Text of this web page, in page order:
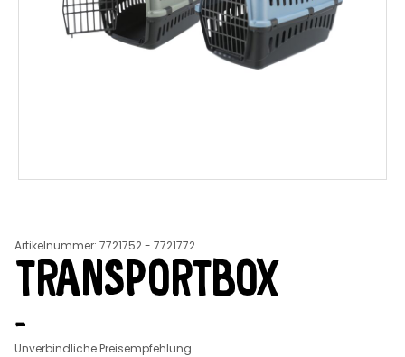
Artikelnummer: 7721752 - 7721772
TRANSPORTBOX
-
Unverbindliche Preisempfehlung